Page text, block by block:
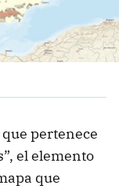
pertenece
el elemento
que